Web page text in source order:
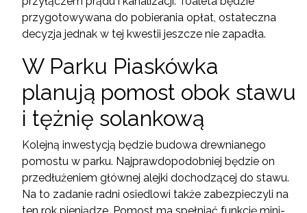
przygotowywana do pobierania opłat, ostateczna
decyzja jednak w tej kwestii jeszcze nie zapadła.
W Parku Piaskówka
planują pomost obok stawu
i tężnię solankową
Kolejną inwestycją będzie budowa drewnianego
pomostu w parku. Najprawdopodobniej będzie on
przedłużeniem głównej alejki dochodzącej do stawu.
Na to zadanie radni osiedlowi także zabezpieczyli na
ten rok pieniądze. Pomost ma spełniać funkcję mini-